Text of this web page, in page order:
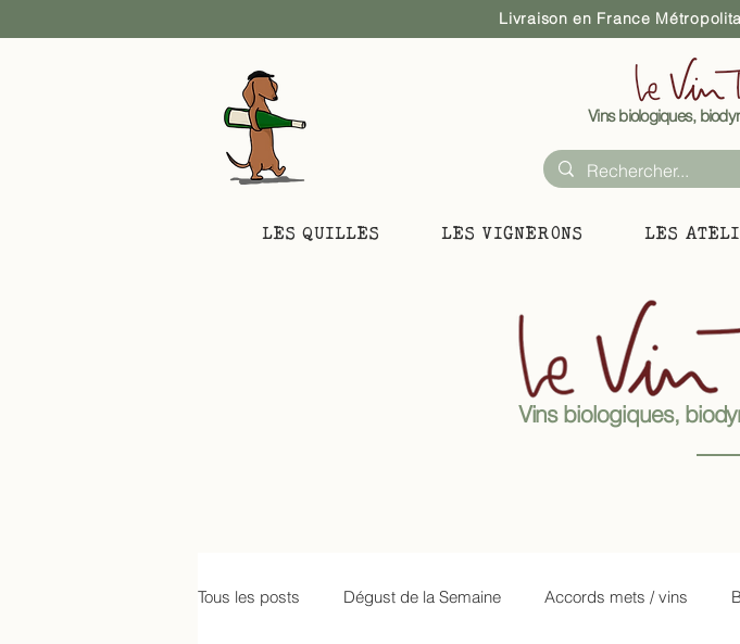
Livraison en France
Vins biologiques,
LES QUILLES LES VIGNERONS LES
Vins biologiques,
Tous les posts Dégust de la Semaine Accords mets / vins